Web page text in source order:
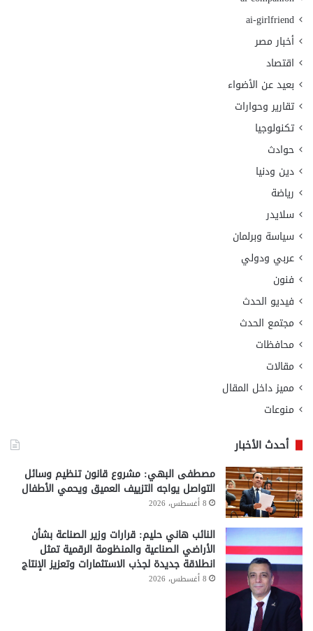
ai-girlfriend
أخبار مصر
اقتصاد
بعيد عن الأضواء
تقارير وحوارات
تكنولوجيا
حوادث
دين ودنيا
رياضة
سلايدر
سياسة وبرلمان
عربي ودولي
فنون
فيديو الحدث
مجتمع الحدث
محافظات
مقالات
مميز داخل المقال
منوعات
أحدث الأخبار
مصطفى البهي: مشروع قانون تنظيم وسائل
التواصل يواجه التزييف العميق ويحمي الأطفال
8 أغسطس، 2026
النائب هاني حليم: قرارات وزير الصناعة بشأن
الأراضي الصناعية والمنظومة الرقمية تمثل
انطلاقة جديدة لجذب الاستثمارات وتعزيز الإنتاج
8 أغسطس، 2026